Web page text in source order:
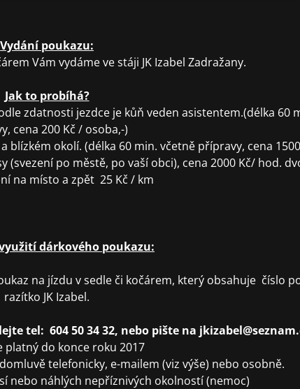
Vydání poukazu:
Vám vydáme ve stáji JK Izabel Zadražany.
Jak to probíhá?
zdatnosti jezdce je kůň veden asistentem.(délka 60
cena 200 Kč / osoba,-)
blízkém okolí. (délka 60 min. včetně přípravy, cena
po městě, po vaší obci), cena 2000 Kč/ hod.
na místo a zpět 25 Kč / km
dárkového poukazu:
na jízdu v sedle či kočárem, který obsahuje číslo
razítko JK Izabel.
tel: 604 50 34 32, nebo pište na
platný do konce roku 2017
telefonicky, e-mailem (viz výše) nebo osobně.
nebo náhlých nepříznivých okolností (nemoc)